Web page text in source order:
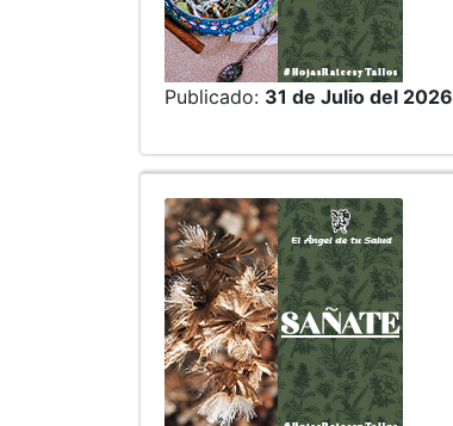
Publicado: 31 de Julio del 2026